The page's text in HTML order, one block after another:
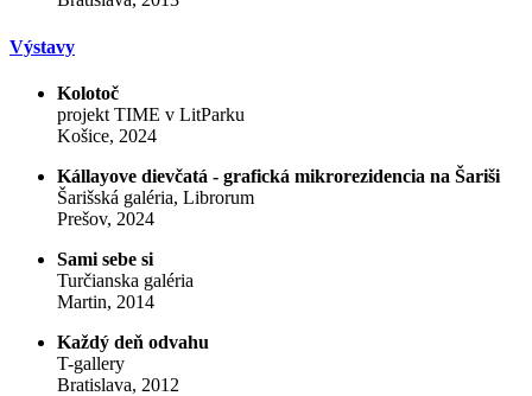
Výstavy
Kolotoč
projekt TIME v LitParku
Košice, 2024
Kállayove dievčatá - grafická mikrorezidencia na Šariši
Šarišská galéria, Librorum
Prešov, 2024
Sami sebe si
Turčianska galéria
Martin, 2014
Každý deň odvahu
T-gallery
Bratislava, 2012